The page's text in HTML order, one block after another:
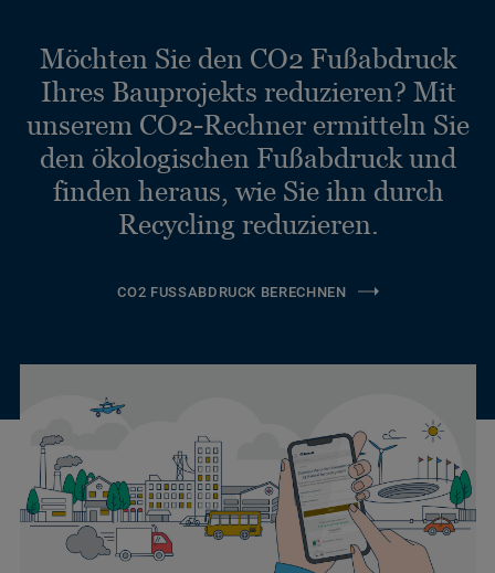
Möchten Sie den CO2 Fußabdruck
Ihres Bauprojekts reduzieren? Mit
unserem CO2-Rechner ermitteln Sie
den ökologischen Fußabdruck und
finden heraus, wie Sie ihn durch
Recycling reduzieren.
CO2 FUSSABDRUCK BERECHNEN